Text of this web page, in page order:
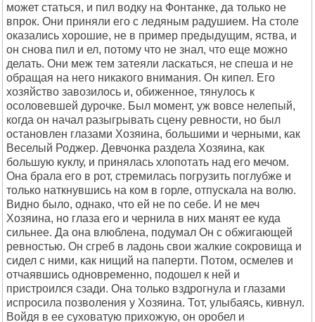
может статься, и пил водку на Фонтанке, да только не
впрок. Они приняли его с ледяным радушием. На столе
оказались хорошие, не в пример предыдущим, яства, и
он снова пил и ел, потому что не знал, что еще можно
делать. Они меж тем затеяли ласкаться, не спеша и не
обращая на него никакого внимания. Он кипел. Его
хозяйство завозилось и, обиженное, тянулось к
осоловевшей дурочке. Был момент, уж вовсе нелепый,
когда он начал разыгрывать сцену ревности, но был
остановлен глазами Хозяина, большими и черными, как
Веселый Роджер. Девчонка раздела Хозяина, как
большую куклу, и принялась хлопотать над его мечом.
Она брала его в рот, стремилась погрузить поглубже и
только наткнувшись на ком в горле, отпускала на волю.
Видно было, однако, что ей не по себе. И не меч
Хозяина, но глаза его и чернила в них манят ее куда
сильнее. Да она влюблена, подумал Он с обжигающей
ревностью. Он сгреб в ладонь свои жалкие сокровища и
сидел с ними, как нищий на паперти. Потом, осмелев и
отчаявшись одновременно, подошел к ней и
пристроился сзади. Она только вздрогнула и глазами
испросила позволения у Хозяина. Тот, улыбаясь, кивнул.
Войдя в ее суховатую прихожую, он оробел и